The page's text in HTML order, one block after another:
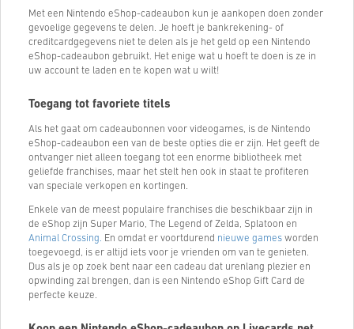
Met een Nintendo eShop-cadeaubon kun je aankopen doen zonder
gevoelige gegevens te delen. Je hoeft je bankrekening- of
creditcardgegevens niet te delen als je het geld op een Nintendo
eShop-cadeaubon gebruikt. Het enige wat u hoeft te doen is ze in
uw account te laden en te kopen wat u wilt!
Toegang tot favoriete titels
Als het gaat om cadeaubonnen voor videogames, is de Nintendo
eShop-cadeaubon een van de beste opties die er zijn. Het geeft de
ontvanger niet alleen toegang tot een enorme bibliotheek met
geliefde franchises, maar het stelt hen ook in staat te profiteren
van speciale verkopen en kortingen.
Enkele van de meest populaire franchises die beschikbaar zijn in
de eShop zijn Super Mario, The Legend of Zelda, Splatoon en
Animal Crossing. En omdat er voortdurend nieuwe games worden
toegevoegd, is er altijd iets voor je vrienden om van te genieten.
Dus als je op zoek bent naar een cadeau dat urenlang plezier en
opwinding zal brengen, dan is een Nintendo eShop Gift Card de
perfecte keuze.